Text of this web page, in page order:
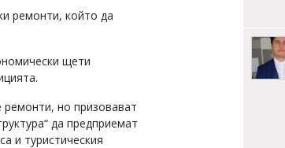
ремонти, който да
щети
но призовават
да предприемат
и туристическия